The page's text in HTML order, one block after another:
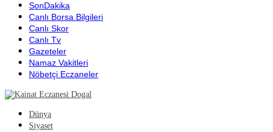
SonDakika
Canlı Borsa Bilgileri
Canlı Skor
Canlı Tv
Gazeteler
Namaz Vakitleri
Nöbetçi Eczaneler
Dünya
Siyaset